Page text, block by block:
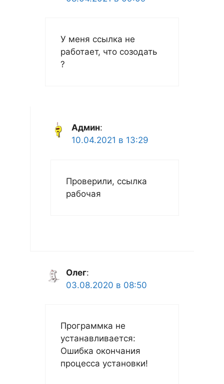
У меня ссылка не
работает, что созодать
?
Админ:
10.04.2021 в 13:29
Проверили, ссылка
рабочая
Олег:
03.08.2020 в 08:50
Программка не
устанавливается:
Ошибка окончания
процесса установки!